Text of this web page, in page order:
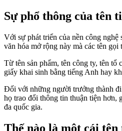
Sự phổ thông của tên
Với sự phát triển của nền công
văn hóa mở rộng này mà các tên
Từ tên sản phẩm, tên công ty, tên
giấy khai sinh bằng tiếng Anh hay
Đối với những người trưởng thành đi
họ trao đổi thông tin thuận tiện hơn,
đa quốc gia.
Thế nào là một cái